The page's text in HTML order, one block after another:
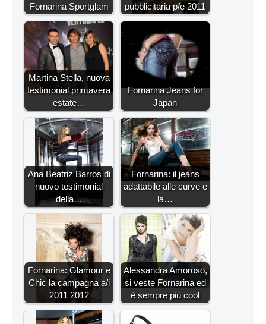
Fornarina Sportglam
pubblicitaria p/e 2011
Martina Stella, nuova
testimonial primavera
estate…
Fornarina Jeans for
Japan
Ana Beatriz Barros di
nuovo testimonial
della…
Fornarina: il jeans
adattabile alle curve e
la…
Fornarina: Glamour e
Chic la campagna a/i
2011 2012
Alessandra Amoroso,
si veste Fornarina ed
è sempre più cool